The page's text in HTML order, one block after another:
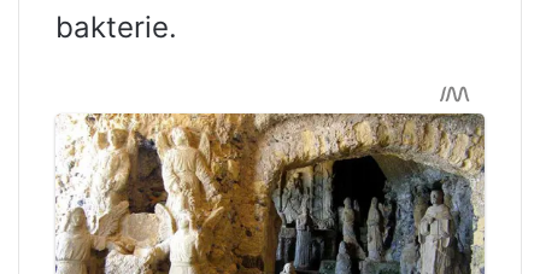
bakterie.